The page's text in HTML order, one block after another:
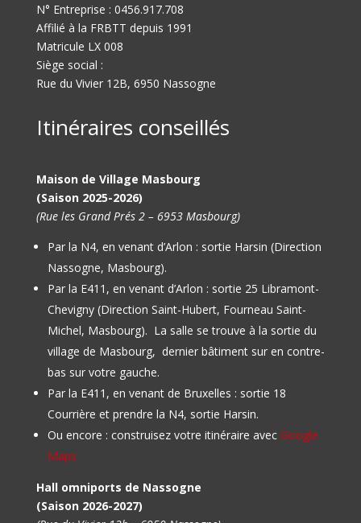
N° Entreprise : 0456.917.708
Affilié à la FRBTT depuis 1991
Matricule LX 008
Siège social :
Rue du Vivier 12B, 6950 Nassogne
Itinéraires conseillés
Maison de Village Masbourg
(Saison 2025-2026)
(Rue les Grand Prés 2 – 6953 Masbourg)
Par la N4, en venant d’Arlon : sortie Harsin (Direction
Nassogne, Masbourg).
Par la E411, en venant d’Arlon : sortie 25 Libramont-
Chevigny (Direction Saint-Hubert, Fourneau Saint-
Michel, Masbourg). La salle se trouve à la sortie du
village de Masbourg, dernier bâtiment sur en contre-
bas sur votre gauche.
Par la E411, en venant de Bruxelles : sortie 18
Courrière et prendre la N4, sortie Harsin.
Ou encore : construisez votre itinéraire avec Google
Maps
Hall omniports de Nassogne
(Saison 2026-2027)